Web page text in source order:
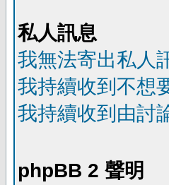
私人訊息
我無法寄出私人
我持續收到不想
我持續收到由討
phpBB 2 聲明